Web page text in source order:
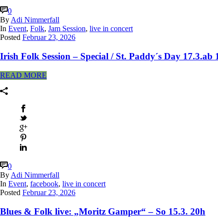
0
ByAdi Nimmerfall
In Event, Folk, Jam Session, live in concert
Posted Februar 23, 2026
Irish Folk Session – Special / St. Paddy´s Day 17.3.ab
READ MORE
0
By Adi Nimmerfall
In Event, facebook, live in concert
Posted Februar 23, 2026
Blues & Folk live: „Moritz Gamper“ – So 15.3. 20h